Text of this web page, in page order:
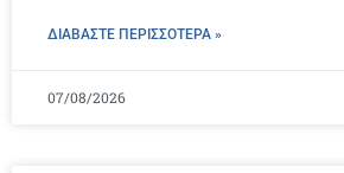
ΔΙΑΒΑΣΤΕ ΠΕΡΙΣΣΌΤΕΡΑ »
07/08/2026